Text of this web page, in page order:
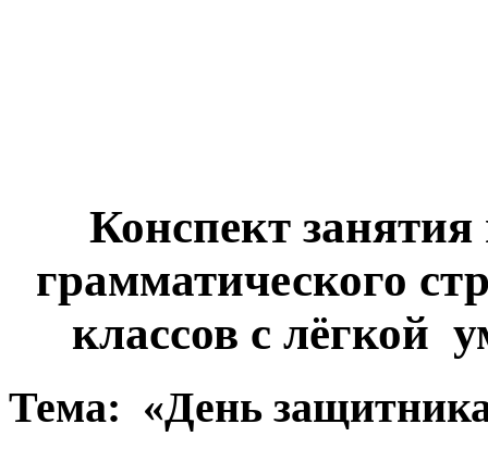
Конспект
грамматического
классов с лёгкой
Тема: «День